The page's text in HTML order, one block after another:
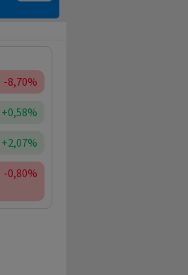
-8,70%
+0,58%
+2,07%
-0,80%